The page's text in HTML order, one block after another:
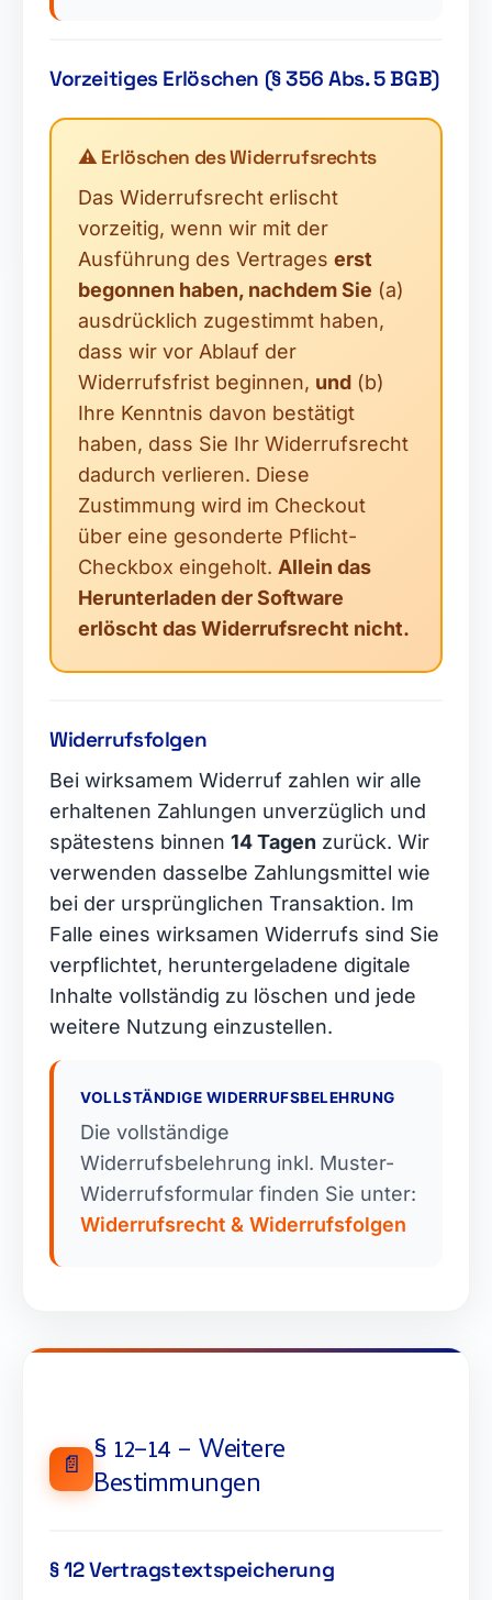
Vorzeitiges Erlöschen (§ 356 Abs. 5 BGB)
⚠️ Erlöschen des Widerrufsrechts
Das Widerrufsrecht erlischt
vorzeitig, wenn wir mit der
Ausführung des Vertrages erst
begonnen haben, nachdem Sie (a)
ausdrücklich zugestimmt haben,
dass wir vor Ablauf der
Widerrufsfrist beginnen, und (b)
Ihre Kenntnis davon bestätigt
haben, dass Sie Ihr Widerrufsrecht
dadurch verlieren. Diese
Zustimmung wird im Checkout
über eine gesonderte Pflicht-
Checkbox eingeholt. Allein das
Herunterladen der Software
erlöscht das Widerrufsrecht nicht.
Widerrufsfolgen
Bei wirksamem Widerruf zahlen wir alle
erhaltenen Zahlungen unverzüglich und
spätestens binnen 14 Tagen zurück. Wir
verwenden dasselbe Zahlungsmittel wie
bei der ursprünglichen Transaktion. Im
Falle eines wirksamen Widerrufs sind Sie
verpflichtet, heruntergeladene digitale
Inhalte vollständig zu löschen und jede
weitere Nutzung einzustellen.
VOLLSTÄNDIGE WIDERRUFSBELEHRUNG
Die vollständige
Widerrufsbelehrung inkl. Muster-
Widerrufsformular finden Sie unter:
Widerrufsrecht & Widerrufsfolgen
📄 § 12–14 – Weitere
Bestimmungen
§ 12 Vertragstextspeicherung